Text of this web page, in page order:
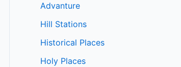
Advanture
Hill Stations
Historical Places
Holy Places